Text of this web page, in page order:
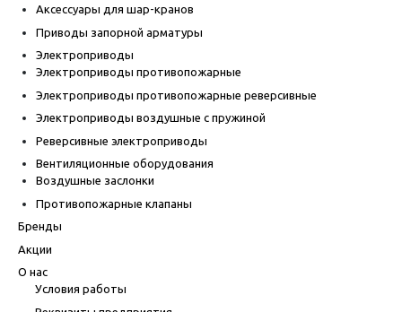
Аксессуары для шар-кранов
Приводы запорной арматуры
Электроприводы
Электроприводы противопожарные
Электроприводы противопожарные реверсивные
Электроприводы воздушные с пружиной
Реверсивные электроприводы
Вентиляционные оборудования
Воздушные заслонки
Противопожарные клапаны
Бренды
Акции
О нас
Условия работы